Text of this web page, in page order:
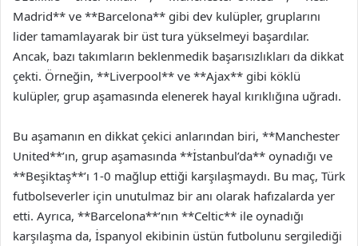
Madrid** ve **Barcelona** gibi dev kulüpler, gruplarını
lider tamamlayarak bir üst tura yükselmeyi başardılar.
Ancak, bazı takımların beklenmedik başarısızlıkları da dikkat
çekti. Örneğin, **Liverpool** ve **Ajax** gibi köklü
kulüpler, grup aşamasında elenerek hayal kırıklığına uğradı.
Bu aşamanın en dikkat çekici anlarından biri, **Manchester
United**’ın, grup aşamasında **İstanbul’da** oynadığı ve
**Beşiktaş**’ı 1-0 mağlup ettiği karşılaşmaydı. Bu maç, Türk
futbolseverler için unutulmaz bir anı olarak hafızalarda yer
etti. Ayrıca, **Barcelona**’nın **Celtic** ile oynadığı
karşılaşma da, İspanyol ekibinin üstün futbolunu sergilediği